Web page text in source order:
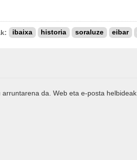
ibaixa historia soraluze eibar
da. Web eta e-posta helbideak